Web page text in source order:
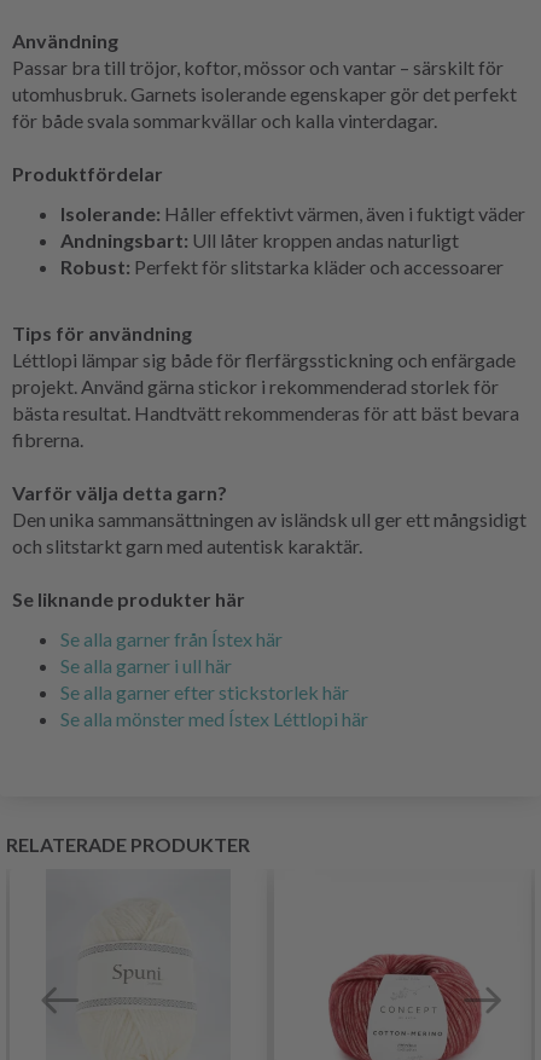
Användning
Passar bra till tröjor, koftor, mössor och vantar – särskilt för
utomhusbruk. Garnets isolerande egenskaper gör det perfekt
för både svala sommarkvällar och kalla vinterdagar.
Produktfördelar
Isolerande: Håller effektivt värmen, även i fuktigt väder
Andningsbart: Ull låter kroppen andas naturligt
Robust: Perfekt för slitstarka kläder och accessoarer
Tips för användning
Léttlopi lämpar sig både för flerfärgsstickning och enfärgade
projekt. Använd gärna stickor i rekommenderad storlek för
bästa resultat. Handtvätt rekommenderas för att bäst bevara
fibrerna.
Varför välja detta garn?
Den unika sammansättningen av isländsk ull ger ett mångsidigt
och slitstarkt garn med autentisk karaktär.
Se liknande produkter här
Se alla garner från Ístex här
Se alla garner i ull här
Se alla garner efter stickstorlek här
Se alla mönster med Ístex Léttlopi här
RELATERADE PRODUKTER